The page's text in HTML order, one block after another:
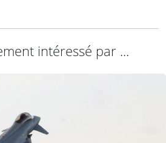
intéressé par ...